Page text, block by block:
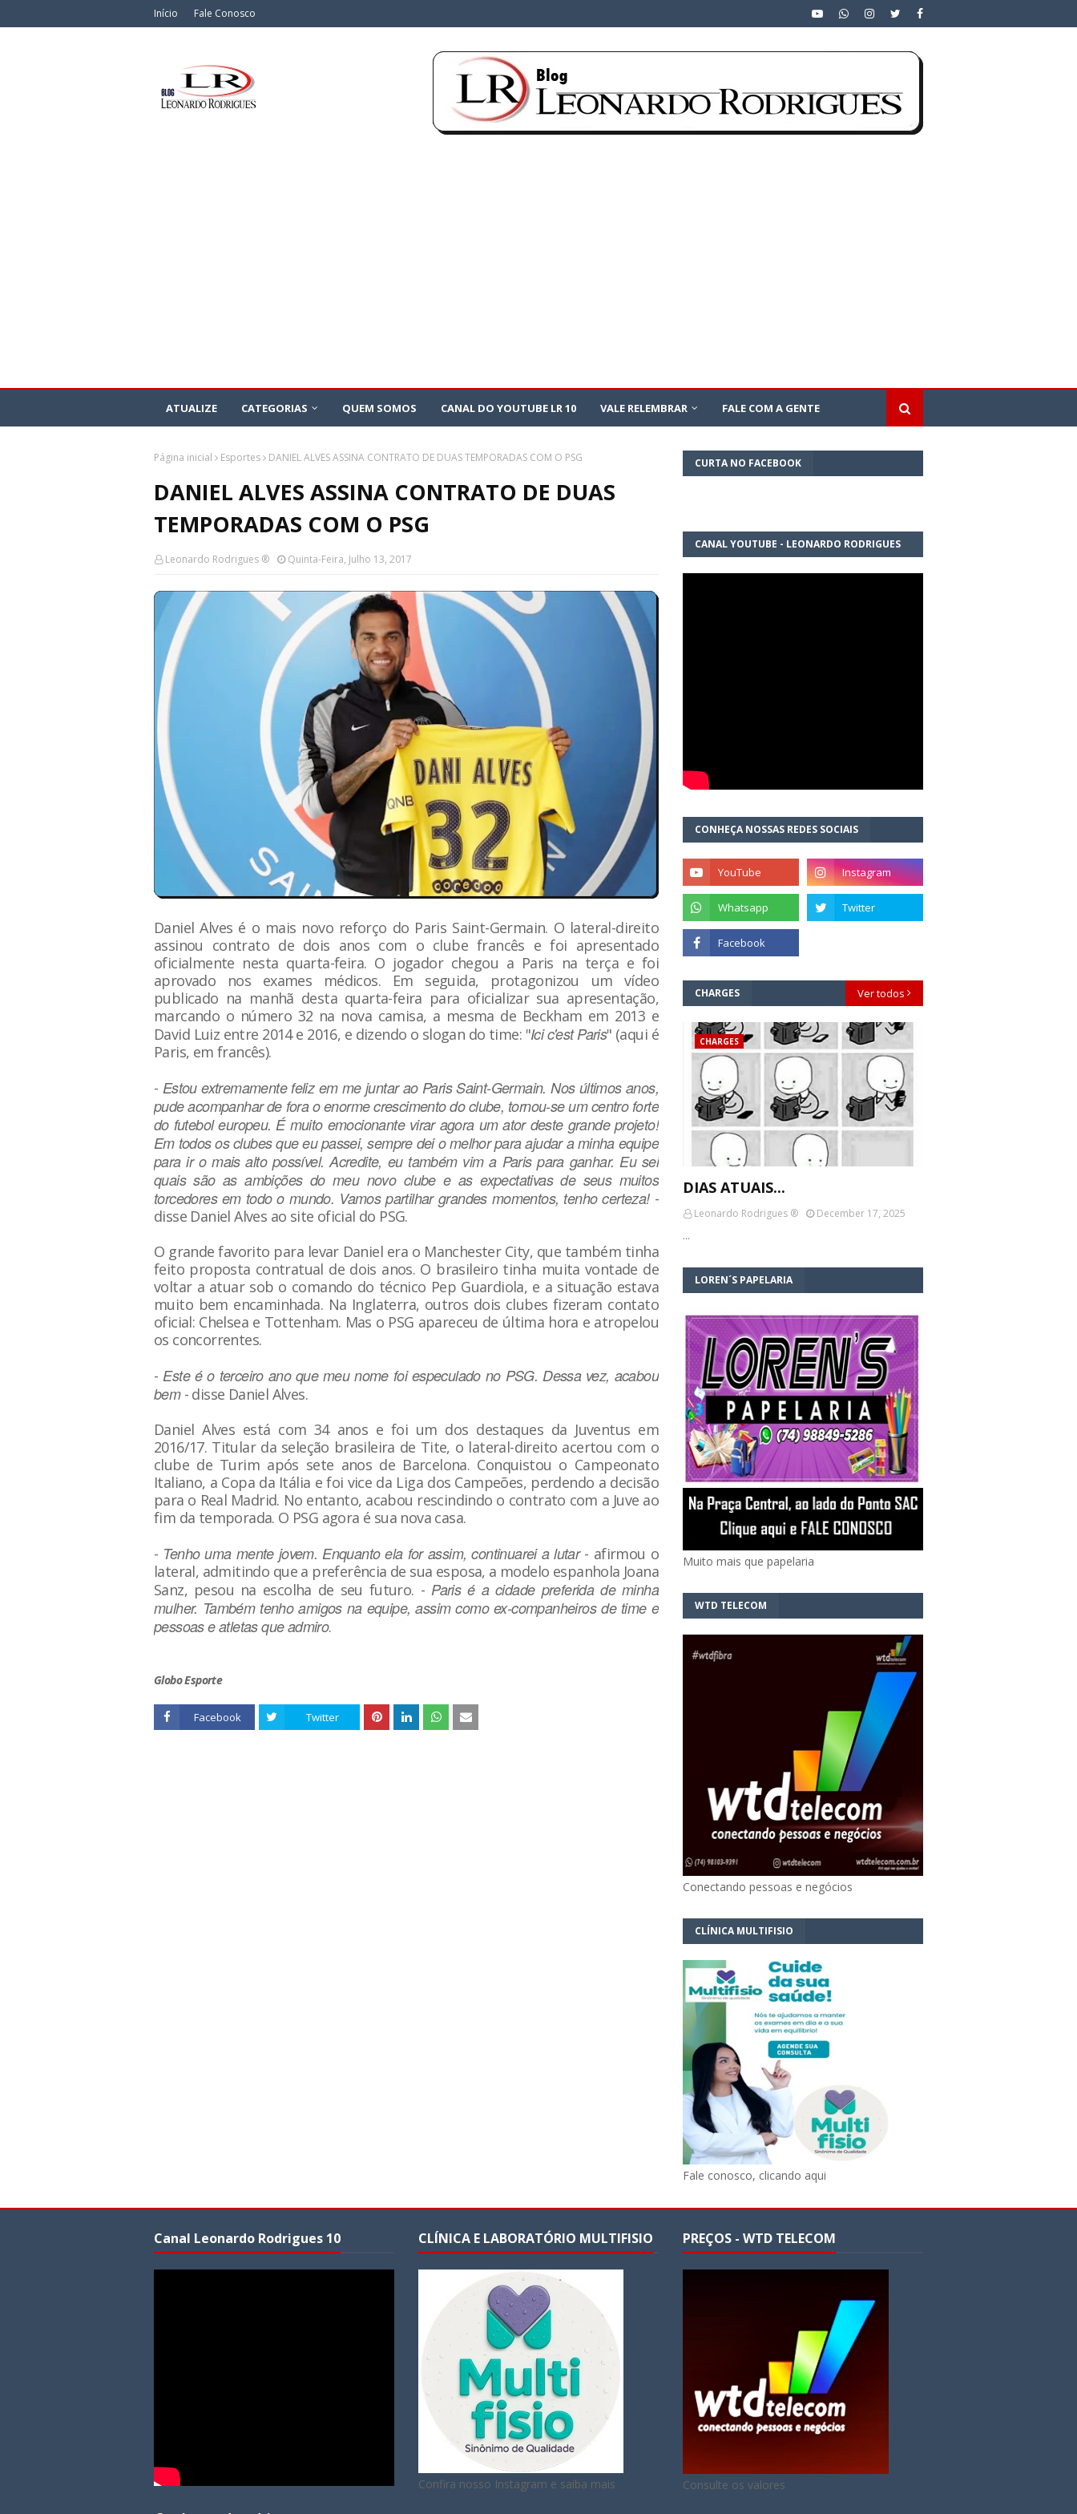
Início Fale Conosco
ATUALIZE CATEGORIAS QUEM SOMOS CANAL DO YOUTUBE LR 10 VALE RELEMBRAR FALE COM A GENTE
Página inicial Esportes DANIEL ALVES ASSINA CONTRATO DE DUAS TEMPORADAS COM O PSG
DANIEL ALVES ASSINA CONTRATO DE DUAS
TEMPORADAS COM O PSG
Leonardo Rodrigues ® Quinta-Feira, Julho 13, 2017
Daniel Alves é o mais novo reforço do Paris Saint-Germain. O lateral-direito
assinou contrato de dois anos com o clube francês e foi apresentado
oficialmente nesta quarta-feira. O jogador chegou a Paris na terça e foi
aprovado nos exames médicos. Em seguida, protagonizou um vídeo
publicado na manhã desta quarta-feira para oficializar sua apresentação,
marcando o número 32 na nova camisa, a mesma de Beckham em 2013 e
David Luiz entre 2014 e 2016, e dizendo o slogan do time: "Ici c'est Paris" (aqui é
Paris, em francês).
- Estou extremamente feliz em me juntar ao Paris Saint-Germain. Nos últimos anos,
pude acompanhar de fora o enorme crescimento do clube, tornou-se um centro forte
do futebol europeu. É muito emocionante virar agora um ator deste grande projeto!
Em todos os clubes que eu passei, sempre dei o melhor para ajudar a minha equipe
para ir o mais alto possível. Acredite, eu também vim a Paris para ganhar. Eu sei
quais são as ambições do meu novo clube e as expectativas de seus muitos
torcedores em todo o mundo. Vamos partilhar grandes momentos, tenho certeza!-
disse Daniel Alves ao site oficial do PSG.
O grande favorito para levar Daniel era o Manchester City, que também tinha
feito proposta contratual de dois anos. O brasileiro tinha muita vontade de
voltar a atuar sob o comando do técnico Pep Guardiola, e a situação estava
muito bem encaminhada. Na Inglaterra, outros dois clubes fizeram contato
oficial: Chelsea e Tottenham. Mas o PSG apareceu de última hora e atropelou
os concorrentes.
-Este é o terceiro ano que meu nome foi especulado no PSG. Dessa vez, acabou
bem- disse Daniel Alves.
Daniel Alves está com 34 anos e foi um dos destaques da Juventus em
2016/17. Titular da seleção brasileira de Tite, o lateral-direito acertou com o
clube de Turim após sete anos de Barcelona. Conquistou o Campeonato
Italiano, a Copa da Itália e foi vice da Liga dos Campeões, perdendo a decisão
para o Real Madrid. No entanto, acabou rescindindo o contrato com a Juve ao
fim da temporada. O PSG agora é sua nova casa.
- Tenho uma mente jovem. Enquanto ela for assim, continuarei a lutar- afirmou o
lateral, admitindo que a preferência de sua esposa, a modelo espanhola Joana
Sanz, pesou na escolha de seu futuro. -Paris é a cidade preferida de minha
mulher. Também tenho amigos na equipe, assim como ex-companheiros de time e
pessoas e atletas que admiro.
Globo Esporte
Facebook Twitter
CURTA NO FACEBOOK
CANAL YOUTUBE - LEONARDO RODRIGUES
CONHEÇA NOSSAS REDES SOCIAIS
CHARGES Ver todos
CHARGES
DIAS ATUAIS...
Leonardo Rodrigues ®
December 17, 2025
…
LOREN´S PAPELARIA
Muito mais que papelaria
WTD TELECOM
Conectando pessoas e negócios
CLÍNICA MULTIFISIO
Fale conosco, clicando aqui
Canal Leonardo Rodrigues 10 CLÍNICA E LABORATÓRIO MULTIFISIO
Confira nosso Instagram e saiba mais
PREÇOS - WTD TELECOM
Consulte os valores